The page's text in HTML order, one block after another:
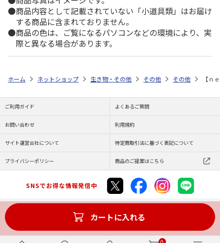
商品内容として記載されていない「小道具類」はお届け
する商品に含まれておりません。
商品の色は、ご覧になるパソコンなどの環境により、実
際と異なる場合があります。
カートに入れる
ホーム ネットショップ 生き物・その他 その他 その他 【ｎ
ご利用ガイド よくあるご質問
お問い合わせ 利用規約
サイト運営会社について 特定商取引法に基づく表記について
プライバシーポリシー 商品のご提案はこちら
SNSでお得な情報発信中